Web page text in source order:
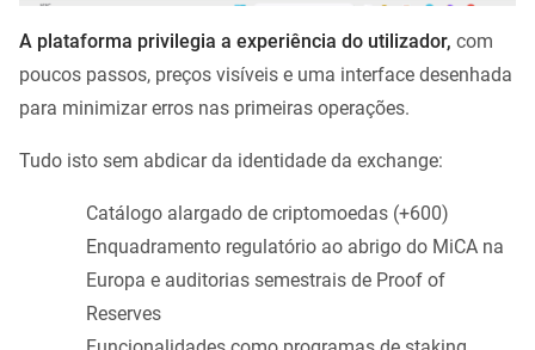
A plataforma privilegia a experiência do utilizador, com
poucos passos, preços visíveis e uma interface desenhada
para minimizar erros nas primeiras operações.
Tudo isto sem abdicar da identidade da exchange:
Catálogo alargado de criptomoedas (+600)
Enquadramento regulatório ao abrigo do MiCA na
Europa e auditorias semestrais de Proof of
Reserves